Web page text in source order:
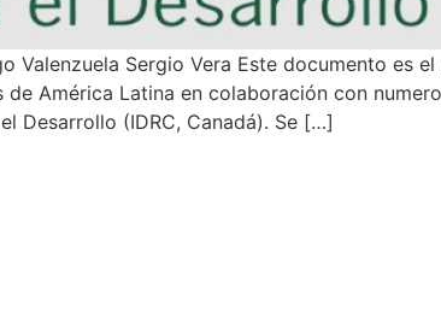
Valenzuela Sergio Vera Este documento es
América Latina en colaboración con
Desarrollo (IDRC, Canadá). Se […]